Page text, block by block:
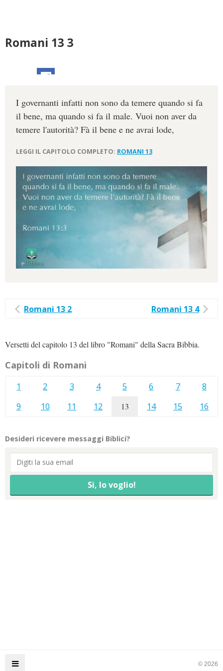
Romani 13 3
I governanti infatti non sono da temere quando si fa
il bene, ma quando si fa il male. Vuoi non aver da
temere l'autorità? Fà il bene e ne avrai lode,
LEGGI IL CAPITOLO COMPLETO: ROMANI 13
Romani 13 2 Romani 13 4
Versetti del capitolo 13 del libro "Romani" della Sacra Bibbia.
Capitoli di Romani
1 2 3 4 5 6 7
8
9
10 11 12 13 14 15 16
Desideri ricevere messaggi Biblici?
© 2026